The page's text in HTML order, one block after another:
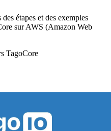
étapes et des exemples
sur AWS (Amazon Web
TagoCore